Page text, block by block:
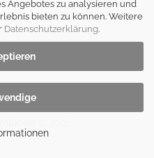
Angebotes zu analysieren und
bieten zu können. Weitere
Datenschutzerklärung.